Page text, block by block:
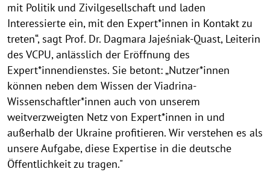
mit Politik und Zivilgesellschaft und laden
Interessierte ein, mit den Expert*innen in Kontakt zu
treten“, sagt Prof. Dr. Dagmara Jajeśniak-Quast, Leiterin
des VCPU, anlässlich der Eröffnung des
Expert*innendienstes. Sie betont: „Nutzer*innen
können neben dem Wissen der Viadrina-
Wissenschaftler*innen auch von unserem
weitverzweigten Netz von Expert*innen in und
außerhalb der Ukraine profitieren. Wir verstehen es als
unsere Aufgabe, diese Expertise in die deutsche
Öffentlichkeit zu tragen."